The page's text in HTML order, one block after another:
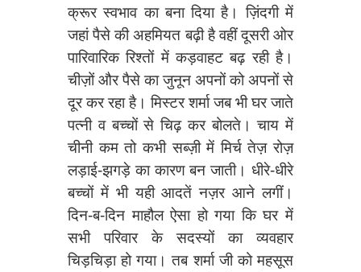
क्रूर स्वभाव का बना दिया है। ज़िंदगी में
जहां पैसे की अहमियत बढ़ी है वहीं दूसरी ओर
पारिवारिक रिश्तों में कड़वाहट बढ़ रही है।
चीज़ों और पैसे का जुनून अपनों को अपनों से
दूर कर रहा है। मिस्टर शर्मा जब भी घर जाते
पत्नी व बच्चों से चिढ़ कर बोलते। चाय में
चीनी कम तो कभी सब्ज़ी में मिर्च तेज़ रोज़
लड़ाई-झगड़े का कारण बन जाती। धीरे-धीरे
बच्चों में भी यही आदतें नज़र आने लगीं।
दिन-ब-दिन माहौल ऐसा हो गया कि घर में
सभी परिवार के सदस्यों का व्यवहार
चिड़चिड़ा हो गया। तब शर्मा जी को महसूस